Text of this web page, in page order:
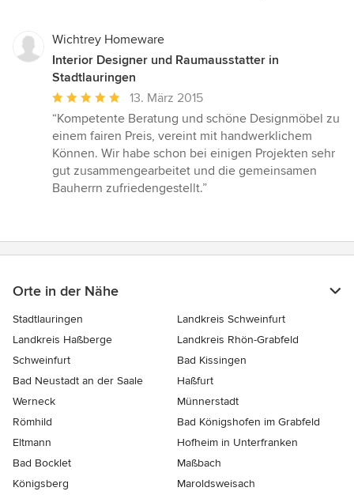
Wichtrey Homeware
Interior Designer und Raumausstatter in
Stadtlauringen
Durchschnittliche
Bewertung:
5
von
5
Sternen
13. März 2015
“Kompetente Beratung und schöne Designmöbel zu
einem fairen Preis, vereint mit handwerklichem
Können. Wir habe schon bei einigen Projekten sehr
gut zusammengearbeitet und die gemeinsamen
Bauherrn zufriedengestellt.”
Orte in der Nähe
Stadtlauringen
Landkreis Schweinfurt
Landkreis Haßberge
Landkreis Rhön-Grabfeld
Schweinfurt
Bad Kissingen
Bad Neustadt an der Saale
Haßfurt
Werneck
Münnerstadt
Römhild
Bad Königshofen im Grabfeld
Eltmann
Hofheim in Unterfranken
Bad Bocklet
Maßbach
Königsberg
Maroldsweisach